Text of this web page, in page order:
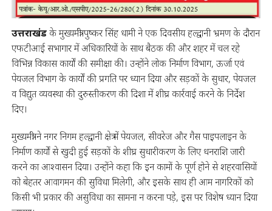
उत्तराखंडके मुख्यमंत्री पुष्कर सिंह धामी ने एक दिवसीय हल्द्वानी भ्रमण के दौरान
एफटीआई सभागार में अधिकारियों के साथ बैठक की और शहर में चल रहे
विभिन्न विकास कार्यों की समीक्षा की। उन्होंने लोक निर्माण विभाग, ऊर्जा एवं
पेयजल विभाग के कार्यों की प्रगति पर ध्यान दिया और सड़कों के सुधार, पेयजल
व विद्युत व्यवस्था की दुरुस्तीकरण की दिशा में शीघ्र कार्रवाई करने के निर्देश
दिए।
मुख्यमंत्री ने नगर निगम हल्द्वानी क्षेत्र में पेयजल, सीवरेज और गैस पाइपलाइन के
निर्माण कार्यों से खुदी हुई सड़कों के शीघ्र सुधारीकरण के लिए धनराशि जारी
करने का आश्वासन दिया। उन्होंने कहा कि इन कामों के पूर्ण होने से शहरवासियों
को बेहतर आवागमन की सुविधा मिलेगी, और इसके साथ ही आम नागरिकों को
किसी भी प्रकार की असुविधा का सामना न करना पड़े, इस पर विशेष ध्यान दिया